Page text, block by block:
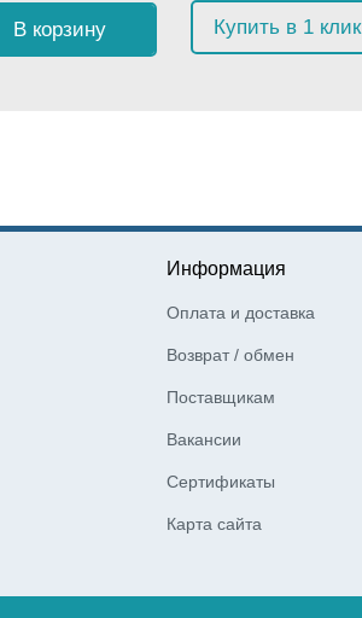
В корзину Купить в 1 клик
Информация
Оплата и доставка
Возврат / обмен
Поставщикам
Вакансии
Сертификаты
Карта сайта